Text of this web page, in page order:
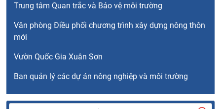
Trung tâm Quan trắc và Bảo vệ môi trường
Văn phòng Điều phối chương trình xây dựng nông thôn
mới
Vườn Quốc Gia Xuân Sơn
Ban quản lý các dự án nông nghiệp và môi trường
Tìm kiếm